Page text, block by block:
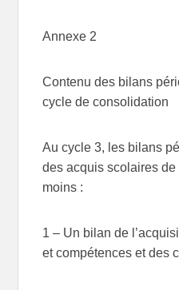
Annexe 2
Contenu des bilans
cycle de consolidation
Au cycle 3, les bilans
des acquis scolaires de
moins :
1 – Un bilan de
et compétences et des